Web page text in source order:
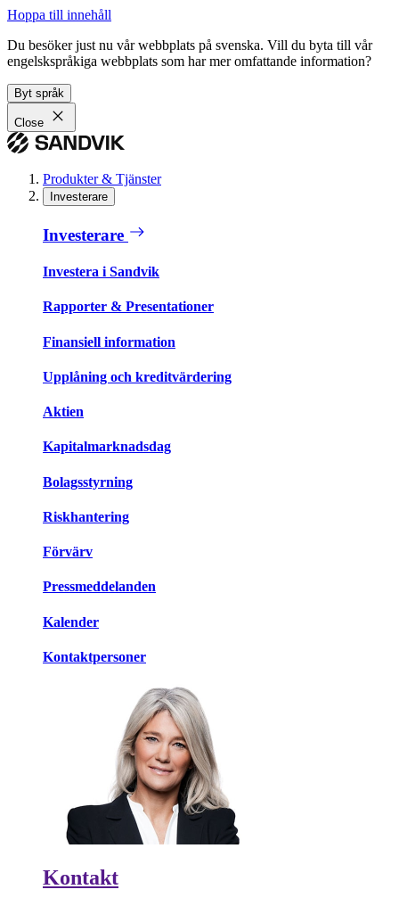
Hoppa till innehåll
Du besöker just nu vår webbplats på svenska. Vill du byta till vår
engelskspråkiga webbplats som har mer omfattande information?
Byt språk
Close
Produkter & Tjänster
Investerare
Investerare
Investera i Sandvik
Rapporter & Presentationer
Finansiell information
Upplåning och kreditvärdering
Aktien
Kapitalmarknadsdag
Bolagsstyrning
Riskhantering
Förvärv
Pressmeddelanden
Kalender
Kontaktpersoner
Kontakt